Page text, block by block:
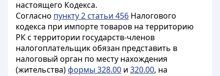
настоящего Кодекса.
Согласно пункту 2 статьи 456 Налогового
кодекса при импорте товаров на территорию
РК с территории государств-членов
налогоплательщик обязан представить в
налоговый орган по месту нахождения
(жительства)формы 328.00 и 320.00, на